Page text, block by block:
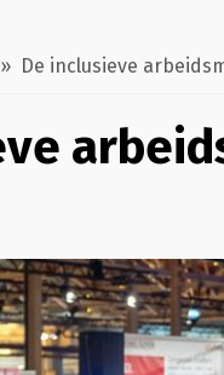
» De inclusieve